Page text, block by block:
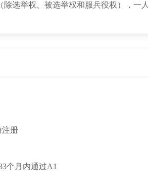
选举权、被选举权和服兵役权），一人
注册
个月内通过A1